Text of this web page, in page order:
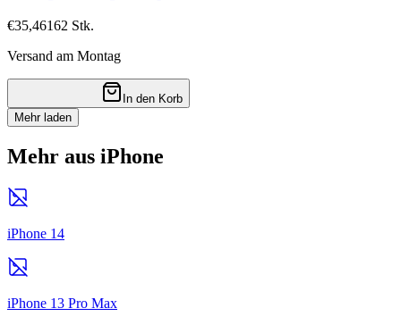
€35,46162 Stk.
Versand am Montag
In den Korb
Mehr laden
Mehr aus iPhone
iPhone 14
iPhone 13 Pro Max